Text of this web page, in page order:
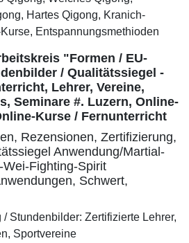
Hartes Qigong, Kranich-
Entspannungsmethioden
"Formen / EU-
/ Qualitätssiegel -
Lehrer, Vereine,
Seminare #. Luzern, Online-
Kurse / Fernunterricht
Rezensionen, Zertifizierung,
Anwendung/Martial-
Fighting-Spirit
Schwert,
Stundenbilder: Zertifizierte Lehrer,
Sportvereine